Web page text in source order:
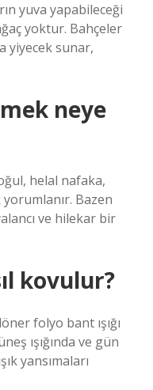
yuva yapabileceği
yoktur. Bahçeler
yiyecek sunar,
neye
helal nafaka,
Bazen
ve hilekar bir
kovulur?
folyo bant ışığı
ışığında ve gün
yansımaları